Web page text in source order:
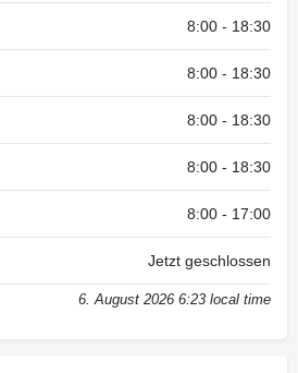
8:00 - 18:30
8:00 - 18:30
8:00 - 18:30
8:00 - 18:30
8:00 - 17:00
Jetzt geschlossen
6. August 2026 6:23 local time